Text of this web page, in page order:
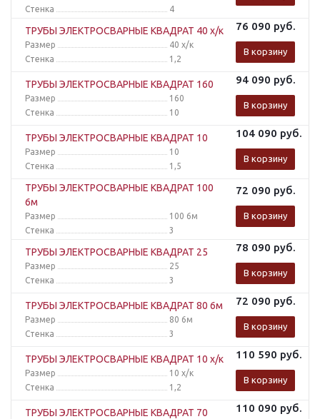
Стенка
4
ТРУБЫ ЭЛЕКТРОСВАРНЫЕ КВАДРАТ 40 х/к
Размер
40 х/к
Стенка
1,2
76 090 руб.
В корзину
ТРУБЫ ЭЛЕКТРОСВАРНЫЕ КВАДРАТ 160
Размер
160
Стенка
10
94 090 руб.
В корзину
ТРУБЫ ЭЛЕКТРОСВАРНЫЕ КВАДРАТ 10
Размер
10
Стенка
1,5
104 090 руб.
В корзину
ТРУБЫ ЭЛЕКТРОСВАРНЫЕ КВАДРАТ 100
6м
Размер
100 6м
Стенка
3
72 090 руб.
В корзину
ТРУБЫ ЭЛЕКТРОСВАРНЫЕ КВАДРАТ 25
Размер
25
Стенка
3
78 090 руб.
В корзину
ТРУБЫ ЭЛЕКТРОСВАРНЫЕ КВАДРАТ 80 6м
Размер
80 6м
Стенка
3
72 090 руб.
В корзину
ТРУБЫ ЭЛЕКТРОСВАРНЫЕ КВАДРАТ 10 х/к
Размер
10 х/к
Стенка
1,2
110 590 руб.
В корзину
ТРУБЫ ЭЛЕКТРОСВАРНЫЕ КВАДРАТ 70 110 090 руб.